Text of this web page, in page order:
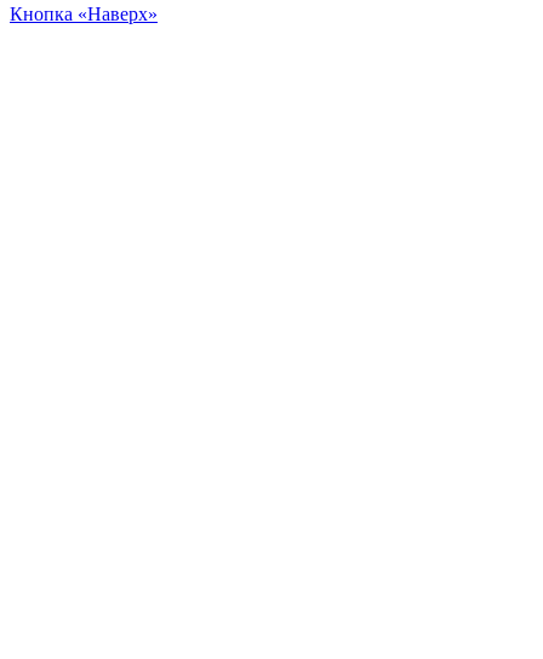
Кнопка «Наверх»